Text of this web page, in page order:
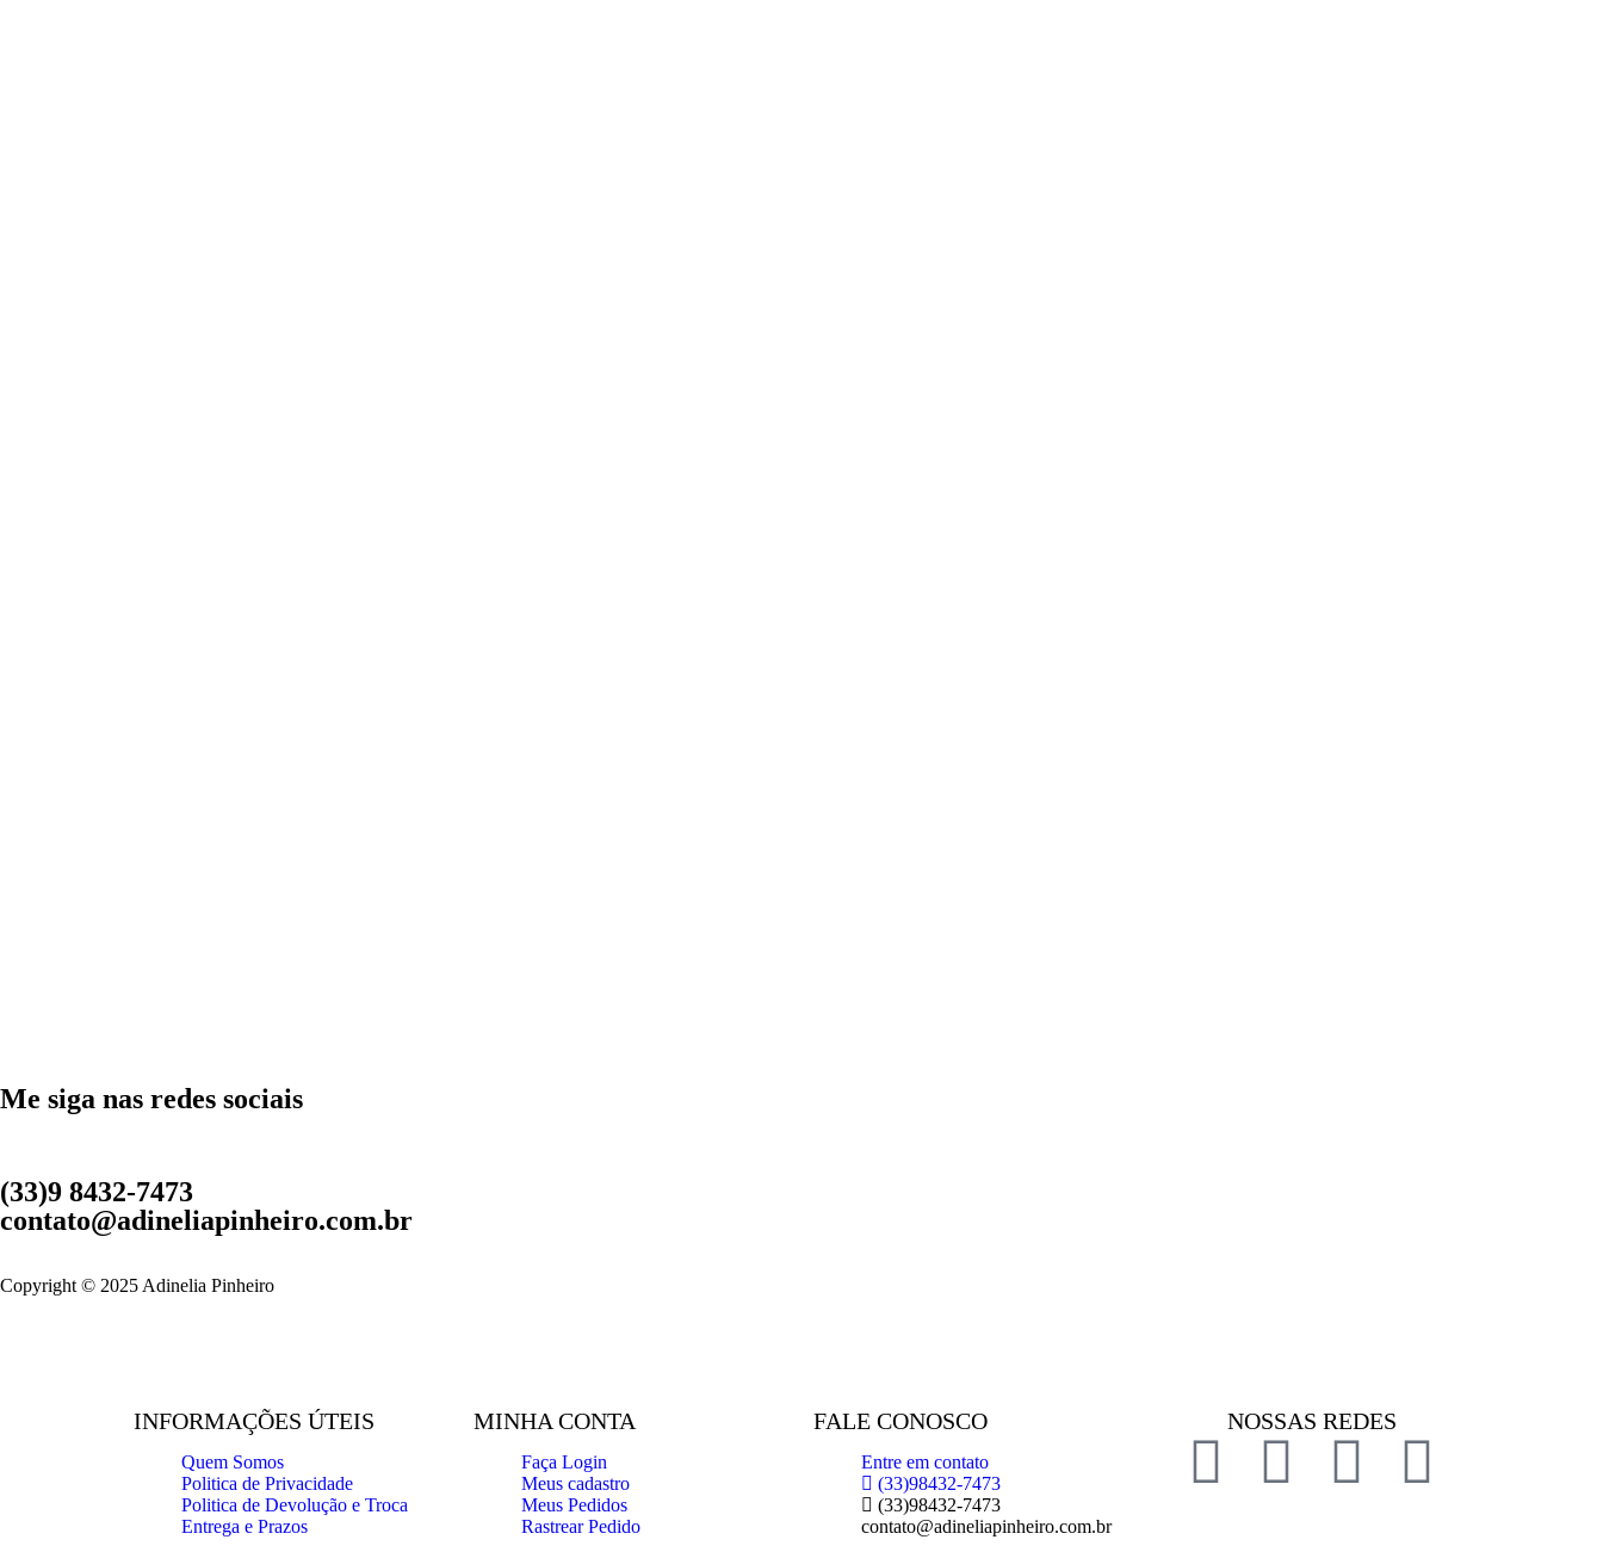
Me siga nas redes sociais
(33)9 8432-7473
contato@adineliapinheiro.com.br
Copyright © 2025 Adinelia Pinheiro
INFORMAÇÕES ÚTEIS
Quem Somos
Politica de Privacidade
Politica de Devolução e Troca
Entrega e Prazos
MINHA CONTA
Faça Login
Meus cadastro
Meus Pedidos
Rastrear Pedido
FALE CONOSCO
Entre em contato
(33)98432-7473
(33)98432-7473
contato@adineliapinheiro.com.br
NOSSAS REDES